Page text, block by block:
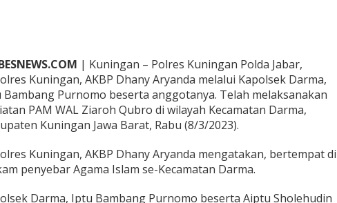
M
W
a
l
Z
a
a
h
u
| Kuningan – Polres Kuningan Polda Jabar,
Kuningan, AKBP Dhany Aryanda melalui Kapolsek Darma,
Bambang Purnomo beserta anggotanya. Telah melaksanakan
PAM WAL Ziaroh Qubro di wilayah Kecamatan Darma,
Kuningan Jawa Barat, Rabu (8/3/2023).
Kuningan, AKBP Dhany Aryanda mengatakan, bertempat di
penyebar Agama Islam se-Kecamatan Darma.
Darma, Iptu Bambang Purnomo beserta Aiptu Sholehudin